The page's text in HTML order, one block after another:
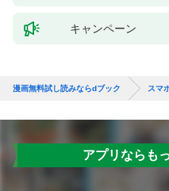
キャンペーン
漫画無料試し読みならdブック スマ
アプリならも